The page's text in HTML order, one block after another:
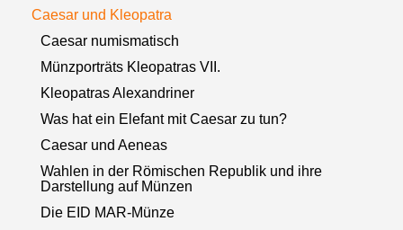
Caesar und Kleopatra
Caesar numismatisch
Münzporträts Kleopatras VII.
Kleopatras Alexandriner
Was hat ein Elefant mit Caesar zu tun?
Caesar und Aeneas
Wahlen in der Römischen Republik und ihre
Darstellung auf Münzen
Die EID MAR-Münze